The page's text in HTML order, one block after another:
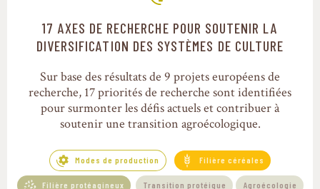
Modes de production
17 AXES DE RECHERCHE POUR SOUTENIR LA
DIVERSIFICATION DES SYSTÈMES DE CULTURE
Sur base des résultats de 9 projets européens de
recherche, 17 priorités de recherche sont identifiées
pour surmonter les défis actuels et contribuer à
soutenir une transition agroécologique.
Modes de production Filière céréales
Filière protéagineux Transition protéique Agroécologie